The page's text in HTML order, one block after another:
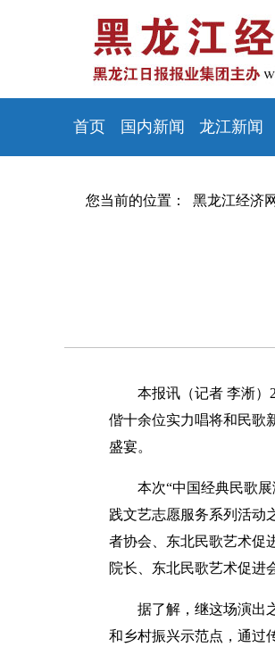
首页 国内新闻 龙江新闻
您当前的位置： 黑龙江经济
本报讯（记者 李淅）
偕十余位实力唱将和民歌
盛宴。
本次“中国经典民歌
践文艺志愿服务系列活动
者协会、东北民歌艺术促
院长、东北民歌艺术促进
据了解，继这场演出
和乡村振兴示范点，通过